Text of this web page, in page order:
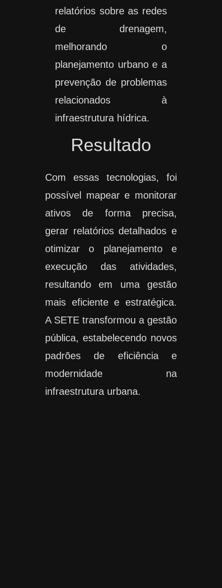
relatórios sobre as redes
de drenagem,
melhorando o
planejamento urbano e a
prevenção de problemas
relacionados à
infraestrutura hídrica.
Resultado
Com essas tecnologias, foi
possível mapear e monitorar
ativos de forma precisa,
gerar relatórios detalhados e
otimizar o planejamento e
execução das atividades,
resultando em uma gestão
mais eficiente e estratégica.
A SETE transformou a gestão
pública, estabelecendo novos
padrões de eficiência e
modernidade na
infraestrutura urbana.